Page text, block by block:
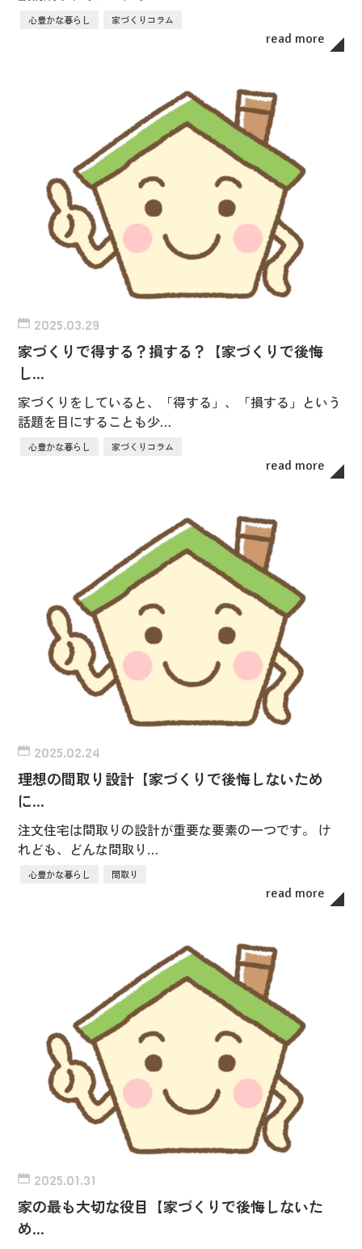
心豊かな暮らし 家づくりコラム
read more
2025.03.29
家づくりで得する？損する？【家づくりで後悔
し…
家づくりをしていると、「得する」、「損する」という
話題を目にすることも少…
心豊かな暮らし 家づくりコラム
read more
2025.02.24
理想の間取り設計【家づくりで後悔しないため
に…
注文住宅は間取りの設計が重要な要素の一つです。 け
れども、どんな間取り…
心豊かな暮らし 間取り
read more
2025.01.31
家の最も大切な役目【家づくりで後悔しないた
め…